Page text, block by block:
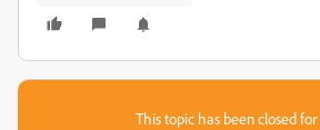
This topic has been closed for